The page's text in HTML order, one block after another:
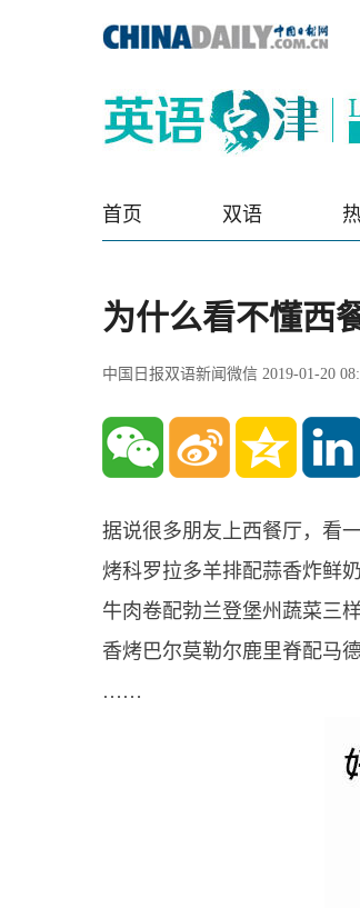
首页 双语
为什么看不懂西
中国日报双语新闻微信 2019-01-20
据说很多朋友上西餐厅，看
烤科罗拉多羊排配蒜香炸鲜
牛肉卷配勃兰登堡州蔬菜三
香烤巴尔莫勒尔鹿里脊配马
……